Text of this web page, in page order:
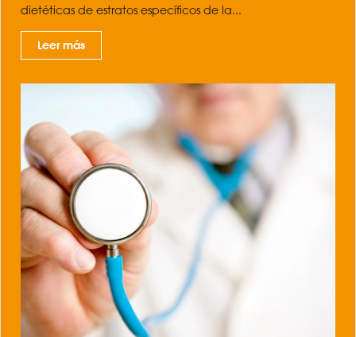
dietéticas de estratos específicos de la...
Leer más